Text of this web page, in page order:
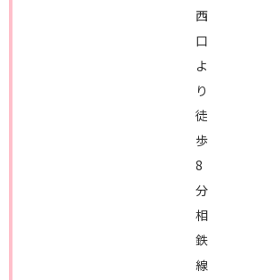
西
口
よ
り
徒
歩
8
分
相
鉄
線